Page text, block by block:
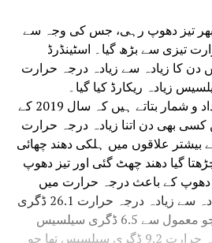
تیز دھوپ رہی، جس کی وجہ سے
تیزی سے بڑھ گیا۔ اسٹینڈرڈ
دن کا زیادہ سے زیادہ درجہ حرارت
محکمہ موسمیات کے اعداد و شمار بتاتے ہیں کہ سال 2019 کے
بھی دن اتنا زیادہ درجہ حرارت
بیشتر علاقوں میں ہلکی دھند چھائی
گیا دھند چھٹ گئی اور تیز دھوپ
دھوپ کے باعث درجہ حرارت میں
تیزی سے اضافہ ہوا۔ زیادہ سے زیادہ درجہ حرارت 26.1 ڈگری
سیلسیس ریکارڈ کیا گیا جو معمول سے 6.5 ڈگری سیلسیس
زیادہ ہے۔ کم از کم درجہ حرارت 9.2 ڈگری سیلسیس تھا جو